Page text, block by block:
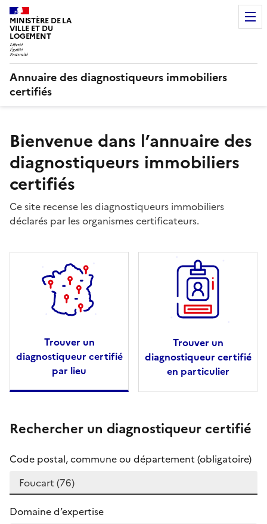
MINISTÈRE DE LA
VILLE ET DU
LOGEMENT
Annuaire des diagnostiqueurs immobiliers
certifiés
Bienvenue dans l’annuaire des
diagnostiqueurs immobiliers
certifiés
Ce site recense les diagnostiqueurs immobiliers
déclarés par les organismes certificateurs.
Trouver un
diagnostiqueur certifié
par lieu
Trouver un
diagnostiqueur certifié
en particulier
Rechercher un diagnostiqueur certifié
Code postal, commune ou département (obligatoire)
Domaine d’expertise